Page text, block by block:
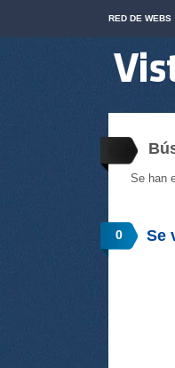
RED DE WEBS
Se han
0 Se